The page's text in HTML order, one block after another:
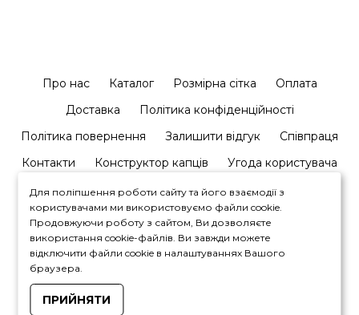
Про нас Каталог Розмірна сітка
Оплата
Доставка
Політика конфіденційності
Політика повернення
Залишити відгук
Співпраця
Контакти
Конструктор капців Угода користувача
+380964446450
Для поліпшення роботи сайту та його взаємодії з
користувачами ми використовуємо файли cookie.
Продовжуючи роботу з сайтом, Ви дозволяєте
використання cookie-файлів. Ви завжди можете
відключити файли cookie в налаштуваннях Вашого
браузера.
ПРИЙНЯТИ